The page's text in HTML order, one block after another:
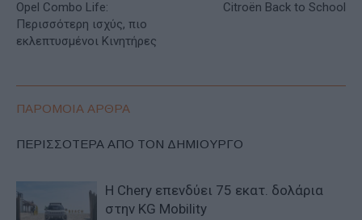
Opel Combo Life:
Περισσότερη ισχύς, πιο
εκλεπτυσμένοι Κινητήρες
Citroën Back to School
ΠΑΡΟΜΟΙΑ ΑΡΘΡΑ
ΠΕΡΙΣΣΟΤΕΡΑ ΑΠΟ ΤΟΝ ΔΗΜΙΟΥΡΓΟ
Η Chery επενδύει 75 εκατ. δολάρια
στην KG Mobility